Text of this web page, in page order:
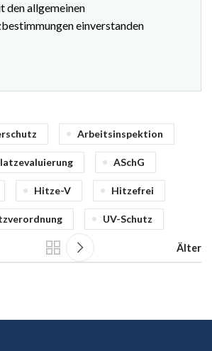
den allgemeinen
einverstanden
Arbeitsinspektion
ASchG
Hitze-V Hitzefrei
UV-Schutz
Älter